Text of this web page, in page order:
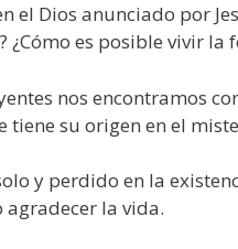
el Dios anunciado por
es posible vivir la
nos encontramos
tiene su origen en el
y perdido en la
la vida.